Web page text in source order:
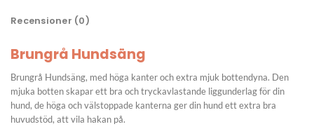
Recensioner (0)
Brungrå Hundsäng
Brungrå Hundsäng, med höga kanter och extra mjuk bottendyna. Den
mjuka botten skapar ett bra och tryckavlastande liggunderlag för din
hund, de höga och välstoppade kanterna ger din hund ett extra bra
huvudstöd, att vila hakan på.